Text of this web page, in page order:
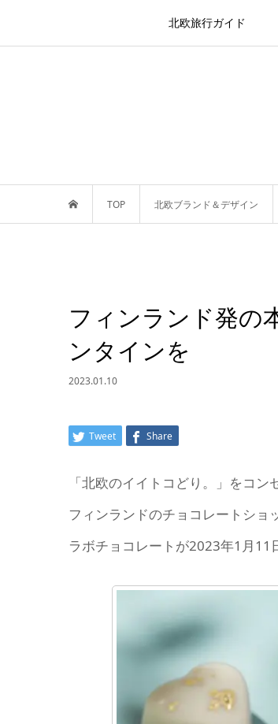
北欧旅行ガイド
TOP 北欧ブランド＆デザイン
フィンランド発の
ンタインを
2023.01.10
Tweet Share
「北欧のイイトコどり。」をコ
フィンランドのチョコレートショ
ラボチョコレートが2023年1月11